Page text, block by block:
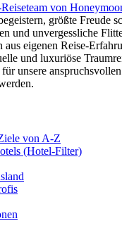
von
größte Freude
und unvergessliche
eigenen Reise-
und luxuriöse
unsere
von A-Z
(Hotel-Filter)